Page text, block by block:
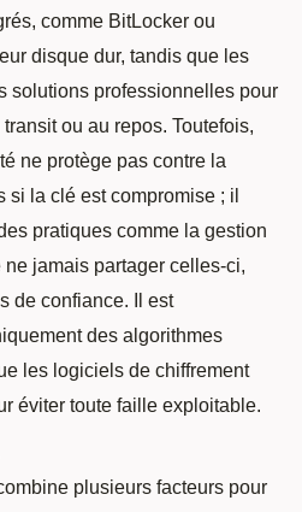
comme BitLocker ou
disque dur, tandis que les
solutions professionnelles pour
ou au repos. Toutefois,
ne protège pas contre la
si la clé est compromise ; il
pratiques comme la gestion
jamais partager celles-ci,
de confiance. Il est
des algorithmes
les logiciels de chiffrement
éviter toute faille exploitable.
plusieurs facteurs pour